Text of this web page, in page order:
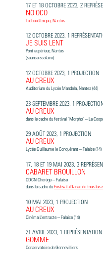
17 ET 18 OCTOBRE 2023, 2
NO OCO
Le Lieu Unique, Nantes
12 OCTOBRE 2023, 1
JE SUIS LENT
Pont supérieur, Nantes
(séance scolaire)
12 OCTOBRE 2023, 1 PROJECTION
AU CREUX
Auditorium du Lycée Mandela, Nantes (44)
23 SEPTEMBRE 2023, 1
AU CREUX
dans le cadre du festival "Morpho" – La
29 AOÛT 2023, 1 PROJECTION
AU CREUX
Lycée Guillaume le Conquérant – Falaise (14)
17, 18 ET 19 MAI 2023, 3
CABARET BROUILLON
CDCN Chorège – Falaise
dans le cadre duFestival «Danse de tous les
10 MAI 2023, 1 PROJECTION
AU CREUX
Cinéma L’entracte – Falaise (14)
21 AVRIL 2023, 1 REPRÉSENTATION
GOMME
Conservatoire de Gennevilliers